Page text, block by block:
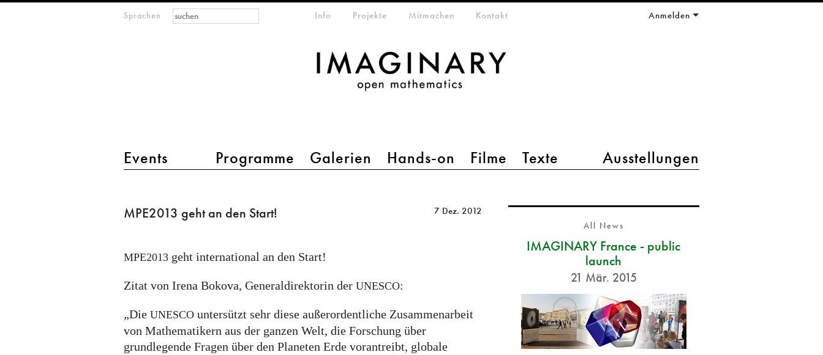
Sprachen
Hauptmenü 2
Events Programme Galerien Hands-on Filme Texte Ausstellungen
Info Projekte Mitmachen Kontakt Anmelden
Suchformular
Suche
geht
Start!
MPE2013 geht an den Start! 7 Dez. 2012
MPE2013 geht international an den Start!
Zitat von Irena Bokova, Generaldirektorin der UNESCO:
„Die UNESCO untersützt sehr diese außerordentliche Zusammenarbeit
von Mathematikern aus der ganzen Welt, die Forschung über
grundlegende Fragen über den Planeten Erde vorantreibt, globale
All News
IMAGINARY France - public
launch
21 Mär. 2015